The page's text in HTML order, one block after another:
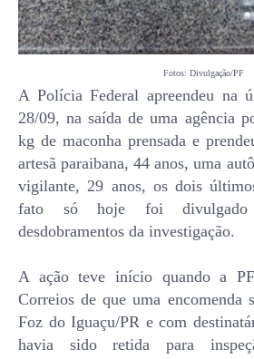
Fotos: Divulgação/PF
A Polícia Federal apreendeu na
28/09, na saída de uma agência
kg de maconha prensada e
artesã paraibana, 44 anos, uma
vigilante, 29 anos, os dois
fato só hoje foi
desdobramentos da investigação.
A ação teve início quando a
Correios de que uma encomenda
Foz do Iguaçu/PR e com
havia sido retida para